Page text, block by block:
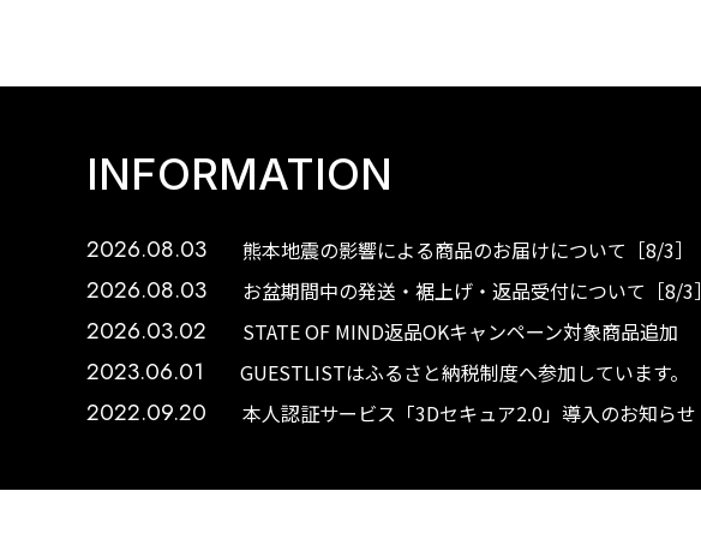
INFORMATION
2026.08.03 熊本地震の影響による商品のお届けについて［8/3］
2026.08.03 お盆期間中の発送・裾上げ・返品受付について［8/3］
2026.03.02 STATE OF MIND返品OKキャンペーン対象商品追加
2023.06.01 GUESTLISTはふるさと納税制度へ参加しています。
2022.09.20 本人認証サービス「3Dセキュア2.0」導入のお知らせ